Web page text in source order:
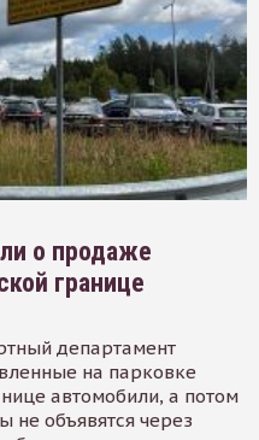
о продаже
границе
департамент
на парковке
автомобили, а потом
не объявятся через